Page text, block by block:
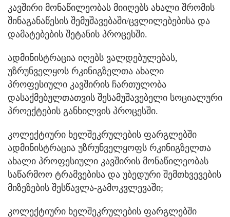
კავშირი მონაწილეობას მიიღებს ახალი შრომის
შინაგანაწესის შემუშავებაში/ცვლილებებისა და
დამატებების შეტანის პროცესში.
ადმინისტრაცია იღებს ვალდებულებას,
უზრუნველყოს რკინიგზელთა ახალი
პროფესიული კავშირის ჩართულობა
დასაქმებულთათვის შესამუშავებელი სოციალური
პროექტების განხილვის პროცესში.
კოლექტიური ხელშეკრულების ფარგლებში
ადმინისტრაცია უზრუნველყოფს რკინიგზელთა
ახალი პროფესიული კავშირის მონაწილეობას
საწარმოო ტრამვებისა და უბედური შემთხვევების
მიზეზების შესწავლა-გამოკვლევაში;
კოლექტიური ხელშეკრულების ფარგლებში